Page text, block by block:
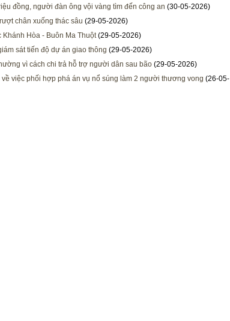
đồng, người đàn ông vội vàng tìm đến công an (30-05-2026)
chân xuống thác sâu (29-05-2026)
Hòa - Buôn Ma Thuột(29-05-2026)
sát tiến độ dự án giao thông (29-05-2026)
vì cách chi trả hỗ trợ người dân sau bão (29-05-2026)
việc phối hợp phá án vụ nổ súng làm 2 người thương vong (26-05-